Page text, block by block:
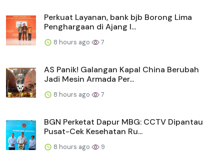
Perkuat Layanan, bank bjb Borong Lima
Penghargaan di Ajang I...
8 hours ago 7
AS Panik! Galangan Kapal China Berubah
Jadi Mesin Armada Per...
8 hours ago 7
BGN Perketat Dapur MBG: CCTV Dipantau
Pusat-Cek Kesehatan Ru...
8 hours ago 9